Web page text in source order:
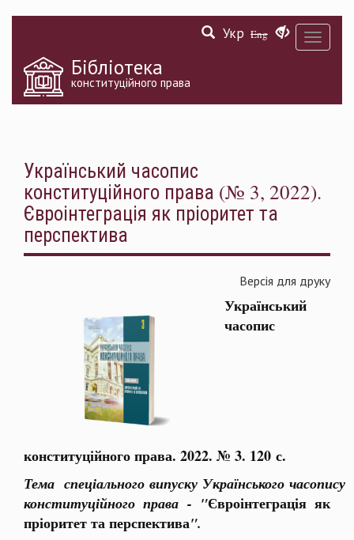
Toggle
Укр Eng
Бібліотека
конституційного права
Український часопис
конституційного права (№ 3, 2022).
Євроінтеграція як пріоритет та
перспектива
Версія для друку
Український
часопис
конституційного права. 2022. № 3. 120 с.
Тема спеціального випуску Українського часопису
конституційного права - "Євроінтеграція як
пріоритет та перспектива".